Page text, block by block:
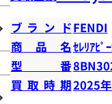
ブランドFENDI
商品名ｾﾚﾘｱﾋﾟ
型番
買取時期2025